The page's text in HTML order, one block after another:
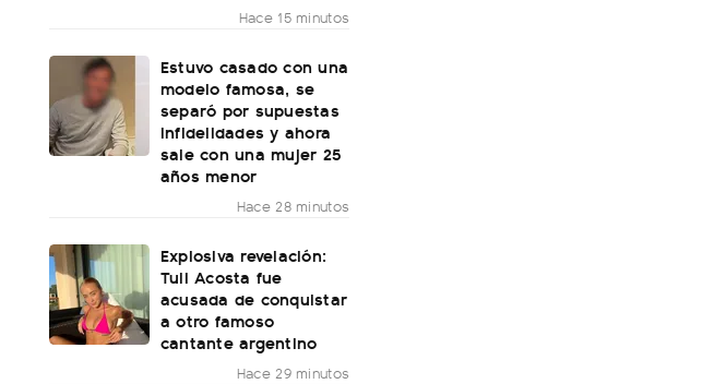
Hace 15 minutos
Estuvo casado con una
modelo famosa, se
separó por supuestas
infidelidades y ahora
sale con una mujer 25
años menor
Hace 28 minutos
Explosiva revelación:
Tuli Acosta fue
acusada de conquistar
a otro famoso
cantante argentino
Hace 29 minutos